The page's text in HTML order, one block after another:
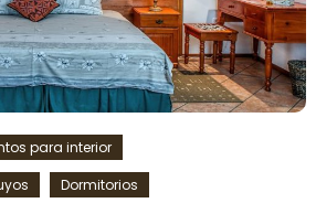
para interior
Dormitorios